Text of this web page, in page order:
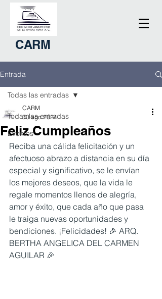
CARM
Entrada
Todas las entradas
Eventos
Todas las entradas
Feliz Cumpleaños
CARM
30 ago 2024
Reciba una cálida felicitación y un
afectuoso abrazo a distancia en su día
especial y significativo, se le envían
los mejores deseos, que la vida le
regale momentos llenos de alegría,
amor y éxito, que cada año que pasa
le traiga nuevas oportunidades y
bendiciones. ¡Felicidades! 🎉 ARQ.
BERTHA ANGELICA DEL CARMEN
AGUILAR 🎉